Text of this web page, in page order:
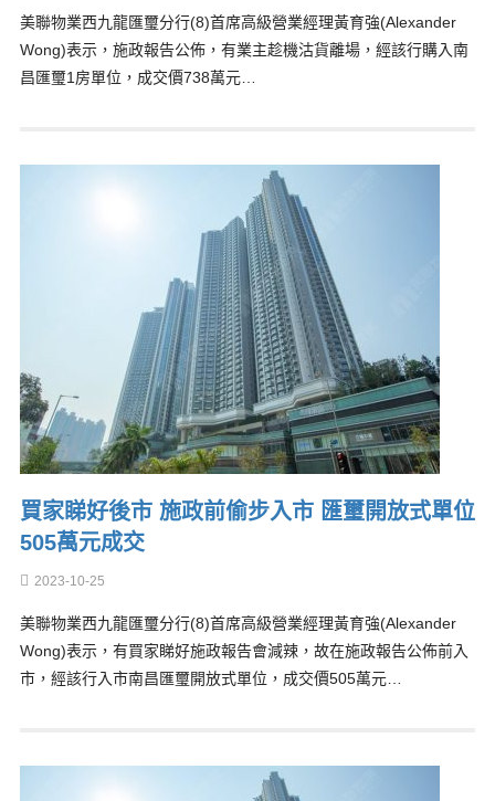
美聯物業西九龍匯璽分行(8)首席高級營業經理黃育強(Alexander
Wong)表示，施政報告公佈，有業主趁機沽貨離場，經該行購入南
昌匯璽1房單位，成交價738萬元…
買家睇好後市 施政前偷步入市 匯璽開放式單位
505萬元成交
2023-10-25
美聯物業西九龍匯璽分行(8)首席高級營業經理黃育強(Alexander
Wong)表示，有買家睇好施政報告會減辣，故在施政報告公佈前入
市，經該行入市南昌匯璽開放式單位，成交價505萬元…